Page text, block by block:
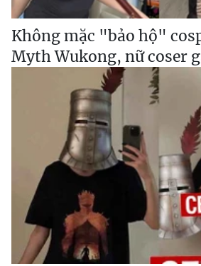
Không mặc "bảo hộ"
Myth Wukong, nữ coser